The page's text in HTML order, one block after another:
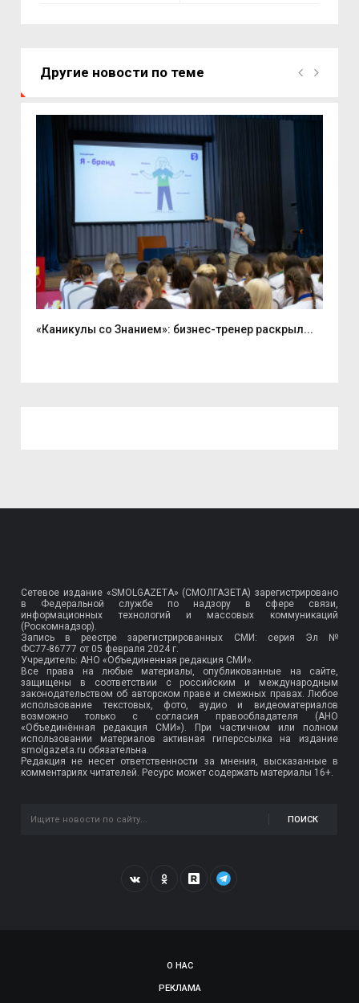
Другие новости по теме
«Каникулы со Знанием»: бизнес-тренер раскрыл...
Сетевое издание «SMOLGAZETA» (СМОЛГАЗЕТА) зарегистрировано
в Федеральной службе по надзору в сфере связи,
информационных технологий и массовых коммуникаций
(Роскомнадзор).
Запись в реестре зарегистрированных СМИ: серия Эл №
ФС77-86777 от 05 февраля 2024 г.
Учредитель: АНО «Объединенная редакция СМИ».
Все права на любые материалы, опубликованные на сайте,
защищены в соответствии с российским и международным
законодательством об авторском праве и смежных правах. Любое
использование текстовых, фото, аудио и видеоматериалов
возможно только с согласия правообладателя (АНО
«Объединённая редакция СМИ»). При частичном или полном
использовании материалов активная гиперссылка на издание
smolgazeta.ru обязательна.
Редакция не несет ответственности за мнения, высказанные в
комментариях читателей. Ресурс может содержать материалы 16+.
ПОИСК
О НАС
РЕКЛАМА